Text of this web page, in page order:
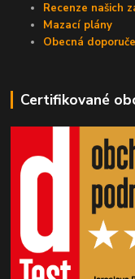
Recenze našich
Mazací plány
Obecná
Certifikované